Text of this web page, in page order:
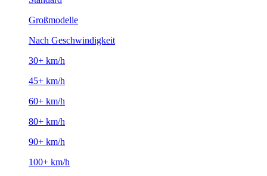
Großmodelle
Nach Geschwindigkeit
30+ km/h
45+ km/h
60+ km/h
80+ km/h
90+ km/h
100+ km/h